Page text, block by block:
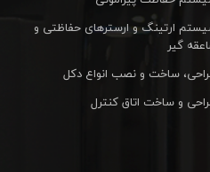
ارتینگ و ارسترهای حفاظتی و
گیر
ساخت و نصب انواع دکل
و ساخت اتاق کنترل